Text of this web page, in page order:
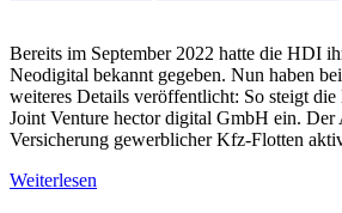
Bereits im September 2022 hatte die HDI
Neodigital bekannt gegeben. Nun haben
weiteres Details veröffentlicht: So steigt
Joint Venture hector digital GmbH ein. Der
Versicherung gewerblicher Kfz-Flotten
Weiterlesen